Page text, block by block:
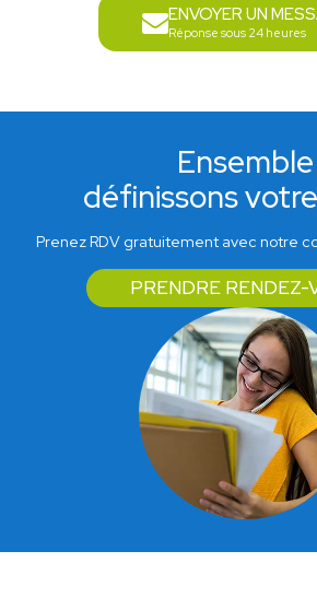
ENVOYER UN
Réponse sous 24 heures
Ensemble
définissons
Prenez RDV gratuitement avec notre
PRENDRE RENDEZ-